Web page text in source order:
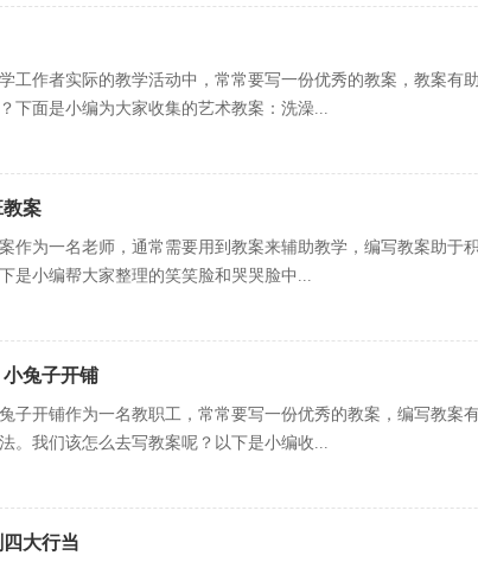
工作者实际的教学活动中，常常要写一份优秀的教案，教案有
下面是小编为大家收集的艺术教案：洗澡...
案
作为一名老师，通常需要用到教案来辅助教学，编写教案助于
是小编帮大家整理的笑笑脸和哭哭脸中...
兔子开铺
子开铺作为一名教职工，常常要写一份优秀的教案，编写教案
。我们该怎么去写教案呢？以下是小编收...
大行当